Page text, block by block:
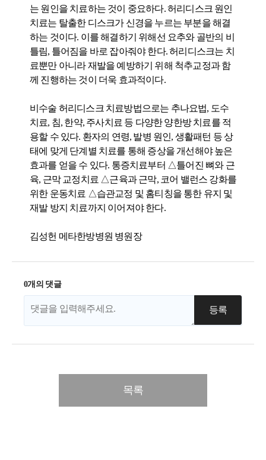
는 원인을 치료하는 것이 중요하다. 허리디스크 원인
치료는 탈출한 디스크가 신경을 누르는 부분을 해결
하는 것이다. 이를 해결하기 위해선 요추와 골반의 비
틀림, 틀어짐을 바로 잡아줘야 한다. 허리디스크는 치
료뿐만 아니라 재발을 예방하기 위해 척추교정과 함
께 진행하는 것이 더욱 효과적이다.
비수술 허리디스크 치료방법으로는 추나요법, 도수
치료, 침, 한약, 주사치료 등 다양한 양한방 치료를 적
용할 수 있다. 환자의 연령, 발병 원인, 생활패턴 등 상
태에 맞게 단계별 치료를 통해 증상을 개선해야 높은
효과를 얻을 수 있다. 통증치료부터 △틀어진 뼈와 근
육, 근막 교정치료 △근육과 근막, 코어 밸런스 강화를
위한 운동치료 △습관교정 및 홈티칭을 통한 유지 및
재발 방지 치료까지 이어져야 한다.
김성헌 메타한방병원 병원장​
0개의 댓글
목록